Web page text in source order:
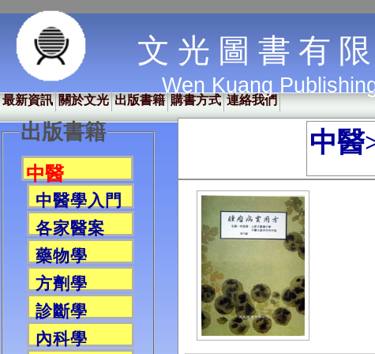
文 光 圖 書 有
Wen Kuang
最新資訊 關於文光 出版書籍 購書方式 連絡我們
出版書籍
中醫
中醫學入門
各家醫案
藥物學
方劑學
診斷學
內科學
中醫